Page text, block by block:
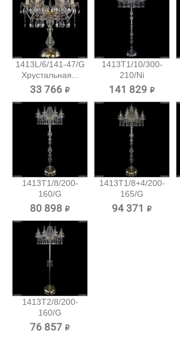
1413L/6/141-47/G
Хрустальная...
33 766 ₽
1413T1/10/300-
210/Ni
Хрустальный...
141 829 ₽
1413T1/8/200-
160/G
Хрустальный
80 898 ₽
1413T1/8+4/200-
165/G
Хрустальный...
94 371 ₽
1413T2/8/200-
160/G
Хрустальный
76 857 ₽